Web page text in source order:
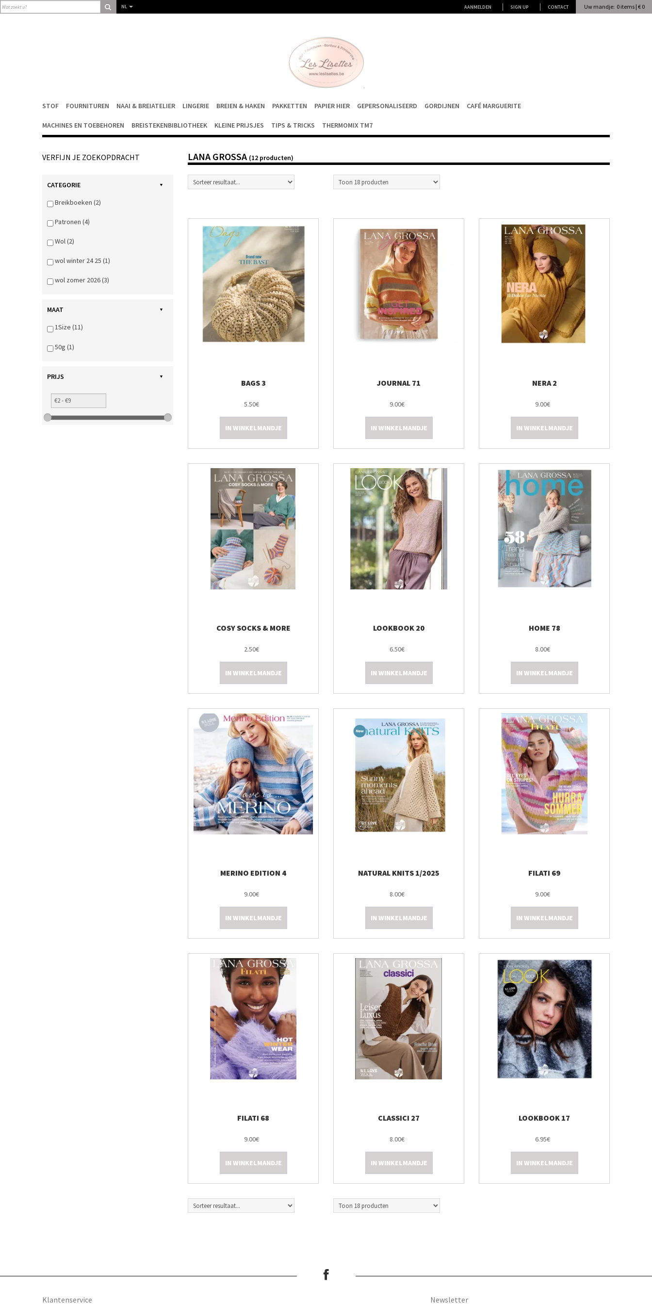
NL Uw mandje: 0 items | € 0
AANMELDEN SIGN UP CONTACT
STOF FOURNITUREN NAAI & BREIATELIER LINGERIE BREIEN & HAKEN PAKKETTEN PAPIER HIER GEPERSONALISEERD GORDIJNEN CAFÉ MARGUERITE
MACHINES EN TOEBEHOREN BREISTEKENBIBLIOTHEEK KLEINE PRIJSJES TIPS & TRICKS THERMOMIX TM7
VERFIJN JE ZOEKOPDRACHT
CATEGORIE
Breikboeken (2)
Patronen (4)
Wol (2)
wol winter 24 25 (1)
wol zomer 2026 (3)
MAAT
1Size (11)
50g (1)
PRIJS
LANA GROSSA (12 producten)
BAGS 3
5.50€
IN WINKELMANDJE
JOURNAL 71
9.00€
IN WINKELMANDJE
NERA 2
9.00€
IN WINKELMANDJE
COSY SOCKS & MORE
2.50€
IN WINKELMANDJE
LOOKBOOK 20
6.50€
IN WINKELMANDJE
HOME 78
8.00€
IN WINKELMANDJE
MERINO EDITION 4
9.00€
IN WINKELMANDJE
NATURAL KNITS 1/2025
8.00€
IN WINKELMANDJE
FILATI 69
9.00€
IN WINKELMANDJE
FILATI 68
9.00€
IN WINKELMANDJE
CLASSICI 27
8.00€
IN WINKELMANDJE
LOOKBOOK 17
6.95€
IN WINKELMANDJE
Klantenservice Newsletter